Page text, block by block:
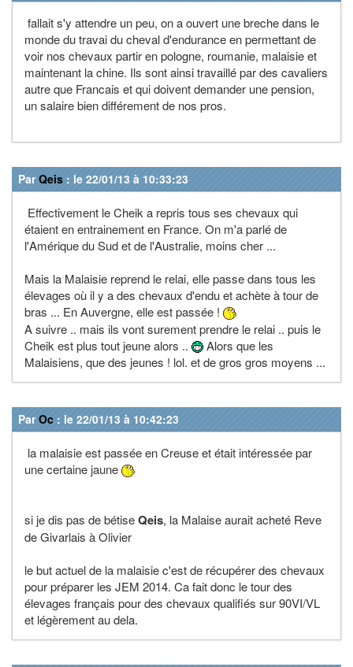
fallait s'y attendre un peu, on a ouvert une breche dans le
monde du travai du cheval d'endurance en permettant de
voir nos chevaux partir en pologne, roumanie, malaisie et
maintenant la chine. Ils sont ainsi travaillé par des cavaliers
autre que Francais et qui doivent demander une pension,
un salaire bien différement de nos pros.
ParQeis : le 22/01/13 à 10:33:23
Effectivement le Cheik a repris tous ses chevaux qui
étaient en entrainement en France. On m'a parlé de
l'Amérique du Sud et de l'Australie, moins cher ...
Mais la Malaisie reprend le relai, elle passe dans tous les
élevages où il y a des chevaux d'endu et achète à tour de
bras ... En Auvergne, elle est passée !
A suivre .. mais ils vont surement prendre le relai .. puis le
Cheik est plus tout jeune alors ..
Alors que les
Malaisiens, que des jeunes ! lol. et de gros gros moyens ...
ParOc : le 22/01/13 à 10:42:23
la malaisie est passée en Creuse et était intéressée par
une certaine jaune
si je dis pas de bétiseQeis, la Malaise aurait acheté Reve
de Givarlais à Olivier
le but actuel de la malaisie c'est de récupérer des chevaux
pour préparer les JEM 2014. Ca fait donc le tour des
élevages français pour des chevaux qualifiés sur 90VI/VL
et légèrement au dela.